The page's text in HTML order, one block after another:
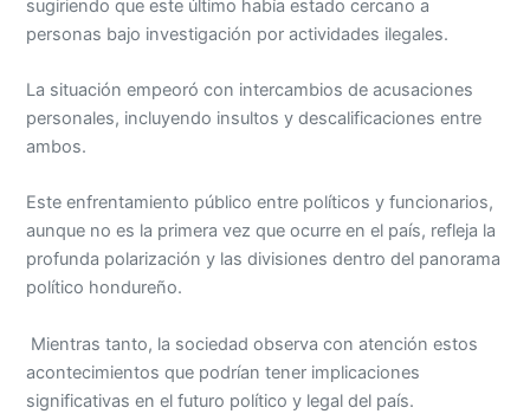
sugiriendo que este último había estado cercano a
personas bajo investigación por actividades ilegales.
La situación empeoró con intercambios de acusaciones
personales, incluyendo insultos y descalificaciones entre
ambos.
Este enfrentamiento público entre políticos y funcionarios,
aunque no es la primera vez que ocurre en el país, refleja la
profunda polarización y las divisiones dentro del panorama
político hondureño.
Mientras tanto, la sociedad observa con atención estos
acontecimientos que podrían tener implicaciones
significativas en el futuro político y legal del país.